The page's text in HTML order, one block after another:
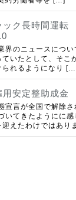
ック長時間運
界のニュースについ
ていたとして、そこ
られるようになり
用安定整助成金
宣言が全国で解除
いてきたようにに
迎えたわけではあり